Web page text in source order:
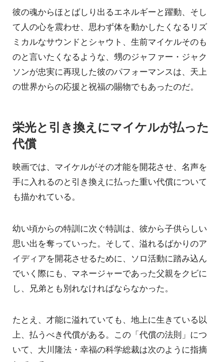
彼の魂からほとばしり出るエネルギーと躍動、そし
て人の心を震わせ、思わず体を動かしたくなるリズ
ミカルなサウンドとシャウト、生前マイケルそのも
のと言いたくなるような、甥のジャファー・ジャク
ソンが忠実に再現した彼のパフォーマンスは、天上
の世界からの応援と祝福の賜物でもあったのだ。
栄光と引き換えにマイケルが払った
代償
映画では、マイケルがその才能を開花させ、名声を
手に入れるのと引き換えに払った重い代償について
も描かれている。
幼い頃からの特訓に次ぐ特訓は、彼から子供らしい
思い出を奪っていった。そして、溢れるばかりのア
イディアを開花させるために、ソロ活動に踏み込ん
でいく際にも、マネージャーであった父親をクビに
し、兄弟とも別れなければならなかった。
たとえ、才能に溢れていても、地上に生きている以
上、払うべき代償がある。この「代償の法則」につ
いて、大川隆法・幸福の科学総裁は次のように指摘